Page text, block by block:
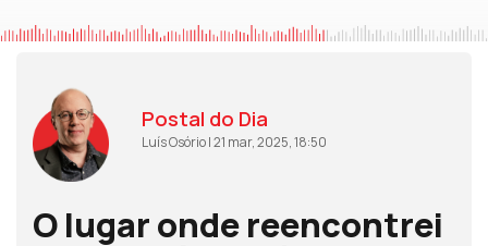
Postal do Dia
Luís Osório | 21 mar, 2025, 18:50
O lugar onde reencontrei